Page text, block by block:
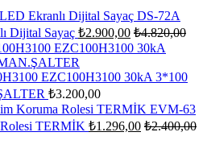
DS-72A
Dijital Sayaç ₺2.900,00 ₺4.820,00
EZC100H3100 30kA 3*100
₺3.200,00
EVM-63
TERMİK ₺1.296,00 ₺2.400,00